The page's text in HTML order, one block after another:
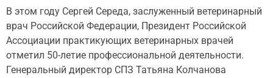
В этом году Сергей Середа, заслуженный ветеринарный
врач Российской Федерации, Президент Российской
Ассоциации практикующих ветеринарных врачей
отметил 50-летие профессиональной деятельности.
Генеральный директор СПЗ Татьяна Колчанова